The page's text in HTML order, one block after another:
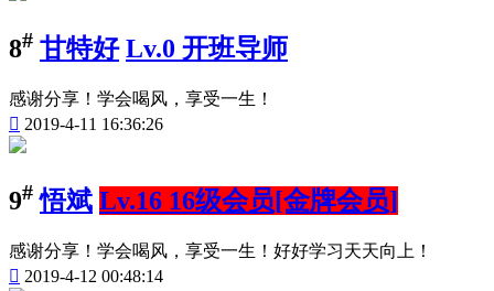
8# 甘特好 Lv.0 开班导师
感谢分享！学会喝风，享受一生！
 2019-4-11 16:36:26
9# 悟斌 Lv.16 16级会员[金牌会员]
感谢分享！学会喝风，享受一生！好好学习天天向上！
 2019-4-12 00:48:14